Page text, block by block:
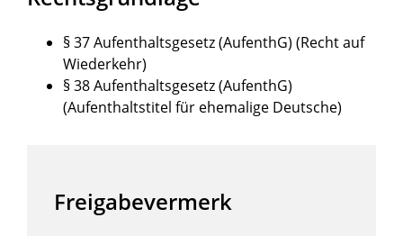
§ 37 Aufenthaltsgesetz (AufenthG) (Recht auf
Wiederkehr)
§ 38 Aufenthaltsgesetz (AufenthG)
(Aufenthaltstitel für ehemalige Deutsche)
Freigabevermerk